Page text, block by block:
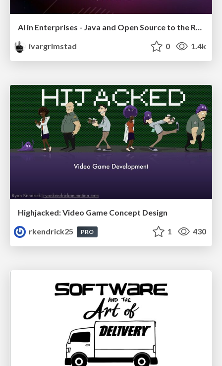
AI in Enterprises - Java and Open Source to the Rescue
ivargrimstad
0 1.4k
Highjacked: Video Game Concept Design
rkendrick25
PRO 1 430